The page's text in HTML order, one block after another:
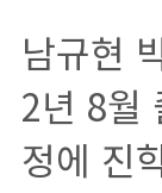
남규현
2년 8월
정에 진